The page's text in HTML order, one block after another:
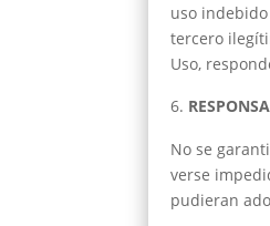
uso
tercero
Uso,
No se
verse
pudieran